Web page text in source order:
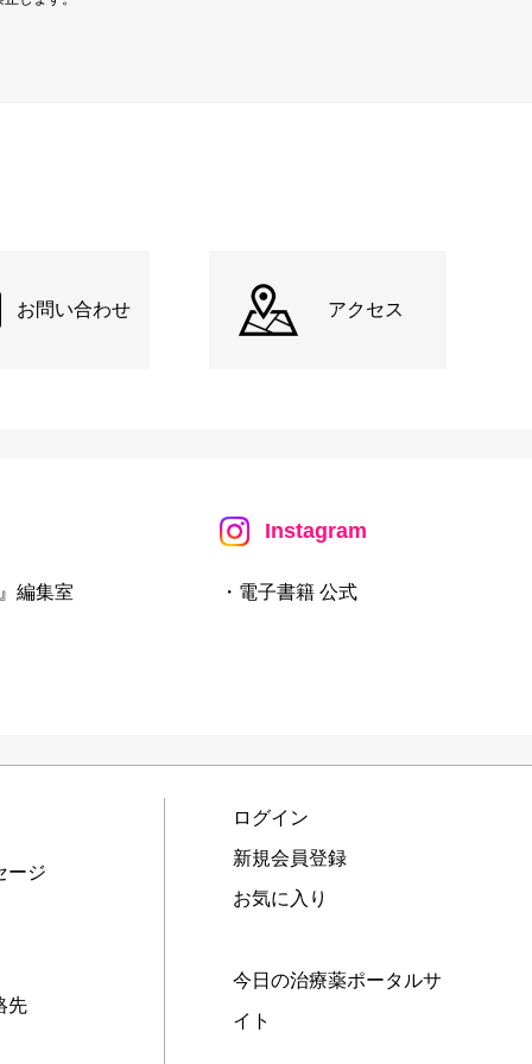
お問い合わせ アクセス
編集室
Instagram
・電子書籍 公式
ージ
先
ログイン
新規会員登録
お気に入り
今日の治療薬ポータルサ
イト